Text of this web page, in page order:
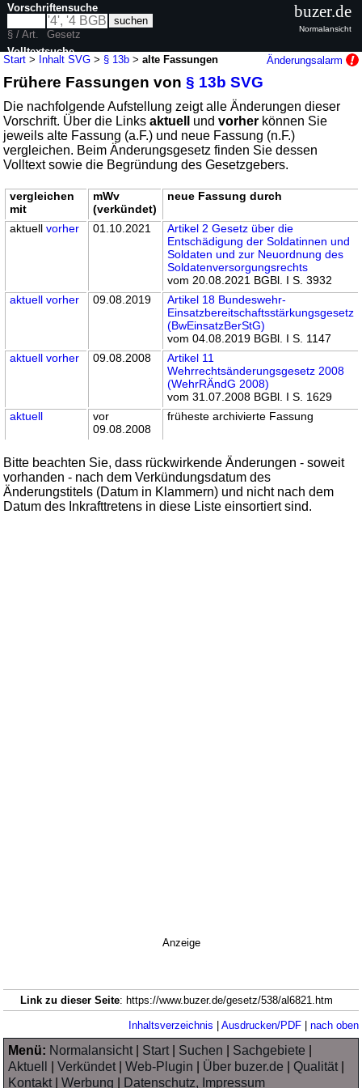
Start > Inhalt SVG > § 13b >alte Fassungen Änderungsalarm
Frühere Fassungen von§ 13b SVG
Die nachfolgende Aufstellung zeigt alle Änderungen dieser
Vorschrift. Über die Linksaktuell undvorher können Sie
jeweils alte Fassung (a.F.) und neue Fassung (n.F.)
vergleichen. Beim Änderungsgesetz finden Sie dessen
Volltext sowie die Begründung des Gesetzgebers.
vergleichen
mit
mWv
(verkündet)
neue Fassung durch
aktuellvorher 01.10.2021
Artikel 2 Gesetz über die
Entschädigung der Soldatinnen und
Soldaten und zur Neuordnung des
Soldatenversorgungsrechts
vom 20.08.2021 BGBl. I S. 3932
aktuell vorher 09.08.2019
Artikel 18 Bundeswehr-
Einsatzbereitschaftsstärkungsgesetz
(BwEinsatzBerStG)
vom 04.08.2019 BGBl. I S. 1147
aktuell vorher 09.08.2008
Artikel 11
Wehrrechtsänderungsgesetz 2008
(WehrRÄndG 2008)
vom 31.07.2008 BGBl. I S. 1629
aktuell
vor
09.08.2008
früheste archivierte Fassung
Bitte beachten Sie, dass rückwirkende Änderungen - soweit
vorhanden - nach dem Verkündungsdatum des
Änderungstitels (Datum in Klammern) und nicht nach dem
Datum des Inkrafttretens in diese Liste einsortiert sind.
Vorschriftensuche
§ / Art.
Gesetz
Volltextsuche
nur in SVG
buzer.de
Normalansicht
Anzeige
Link zu dieser Seite: https://www.buzer.de/gesetz/538/al6821.htm
Inhaltsverzeichnis | Ausdrucken/PDF| nach oben
Menü: Normalansicht| Start| Suchen Sachgebiete
Aktuell
|Verkündet|Web-Plugin Über buzer.de |Qualität|
Kontakt|Werbung Datenschutz, Impressum